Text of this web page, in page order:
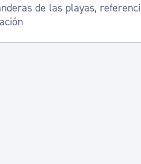
personales
de las playas,